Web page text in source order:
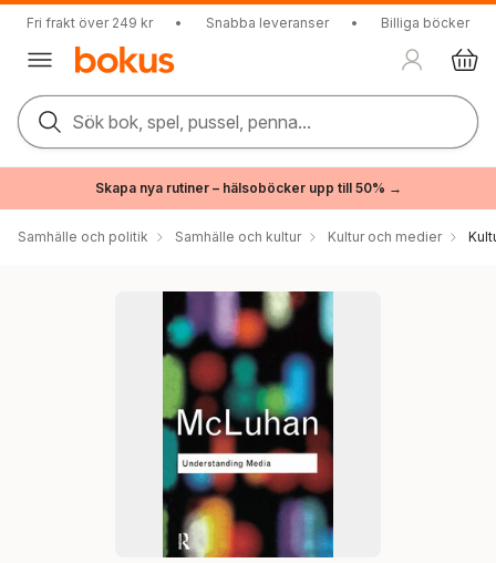
Fri frakt över 249 kr • Snabba leveranser • Billiga böcker
Sök bok, spel, pussel, penna...
Skapa nya rutiner – hälsoböcker upp till 50% →
Samhälle och politik Samhälle och kultur Kultur och medier